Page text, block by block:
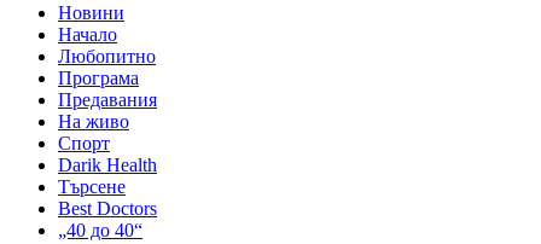
Новини
Начало
Любопитно
Програма
Предавания
На живо
Спорт
Darik Health
Търсене
Best Doctors
„40 до 40“